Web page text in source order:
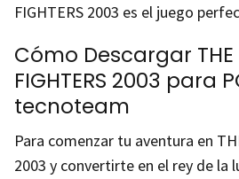
FIGHTERS 2003 es el juego
Cómo Descargar THE
FIGHTERS 2003 para
tecnoteam
Para comenzar tu aventura en
2003 y convertirte en el rey de la